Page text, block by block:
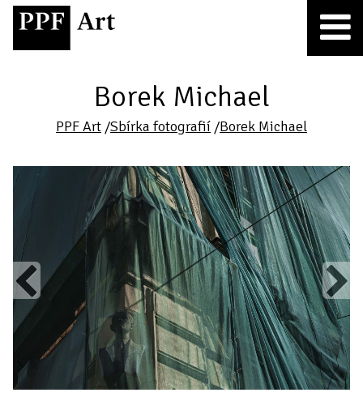
Borek Michael
PPF Art /Sbírka fotografií /Borek Michael
Previous Next